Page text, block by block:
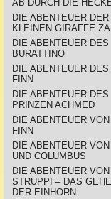
AB DURCH DIE
DIE ABENTEUER DER
KLEINEN GIRAFFE
DIE ABENTEUER DES
BURATTINO
DIE ABENTEUER DES
FINN
DIE ABENTEUER DES
PRINZEN ACHMED
DIE ABENTEUER
FINN
DIE ABENTEUER
UND COLUMBUS
DIE ABENTEUER
STRUPPI – DAS
DER EINHORN